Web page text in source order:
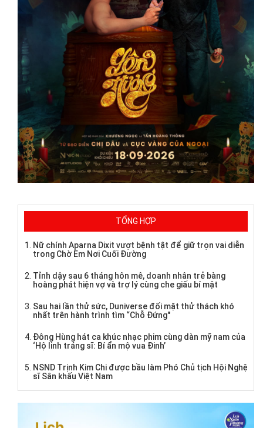
TỔNG HỢP
Nữ chính Aparna Dixit vượt bệnh tật để giữ trọn vai diễn
trong Chờ Em Nơi Cuối Đường
Tỉnh dậy sau 6 tháng hôn mê, doanh nhân trẻ bàng
hoàng phát hiện vợ và trợ lý cùng che giấu bí mật
Sau hai lần thử sức, Duniverse đối mặt thử thách khó
nhất trên hành trình tìm “Chỗ Đứng"
Đông Hùng hát ca khúc nhạc phim cùng dàn mỹ nam của
‘Hộ linh tráng sĩ: Bí ẩn mộ vua Đinh’
NSND Trịnh Kim Chi được bầu làm Phó Chủ tịch Hội Nghệ
sĩ Sân khấu Việt Nam